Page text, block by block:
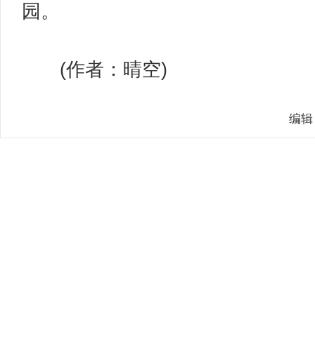
园。
(作者：晴空)
编